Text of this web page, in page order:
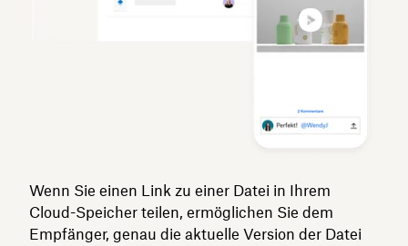
Wenn Sie einen Link zu einer Datei in Ihrem
Cloud-Speicher teilen, ermöglichen Sie dem
Empfänger, genau die aktuelle Version der Datei